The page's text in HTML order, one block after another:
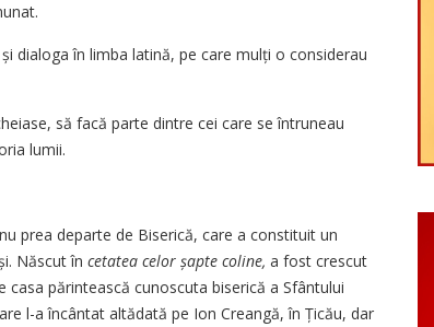
și dialoga în limba latină, pe care mulți o considerau
să facă parte dintre cei care se întruneau
lumii.
prea departe de Biserică, care a constituit un
Născut în cetatea celor șapte coline, a fost crescut
părintească cunoscuta biserică a Sfântului
l-a încântat altădată pe Ion Creangă, în Țicău, dar